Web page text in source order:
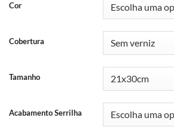
Cor
Cobertura
Tamanho
Acabamento Serrilha